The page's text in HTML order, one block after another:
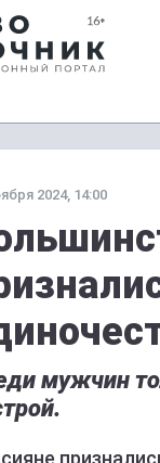
2024, 14:00
мужчин